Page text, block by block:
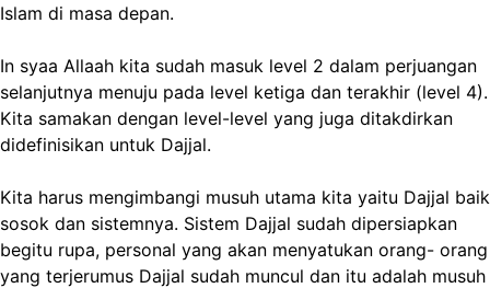
Islam di masa depan.
In syaa Allaah kita sudah masuk level 2 dalam perjuangan
selanjutnya menuju pada level ketiga dan terakhir (level 4).
Kita samakan dengan level-level yang juga ditakdirkan
didefinisikan untuk Dajjal.
Kita harus mengimbangi musuh utama kita yaitu Dajjal baik
sosok dan sistemnya. Sistem Dajjal sudah dipersiapkan
begitu rupa, personal yang akan menyatukan orang- orang
yang terjerumus Dajjal sudah muncul dan itu adalah musuh